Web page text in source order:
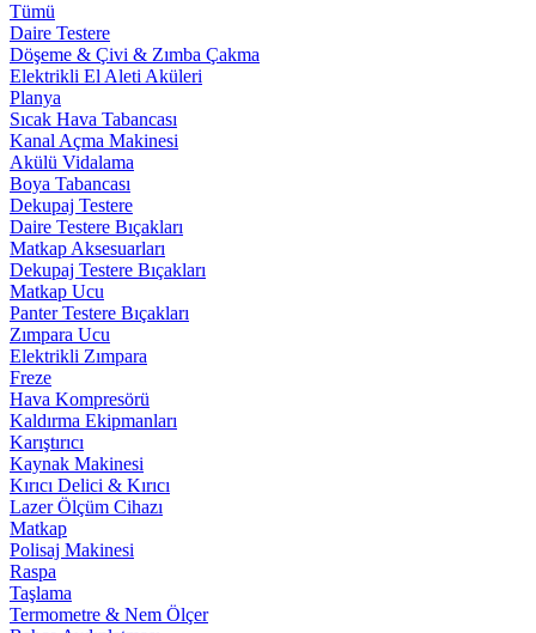
Tümü
Daire Testere
Döşeme & Çivi & Zımba Çakma
Elektrikli El Aleti Aküleri
Planya
Sıcak Hava Tabancası
Kanal Açma Makinesi
Akülü Vidalama
Boya Tabancası
Dekupaj Testere
Daire Testere Bıçakları
Matkap Aksesuarları
Dekupaj Testere Bıçakları
Matkap Ucu
Panter Testere Bıçakları
Zımpara Ucu
Elektrikli Zımpara
Freze
Hava Kompresörü
Kaldırma Ekipmanları
Karıştırıcı
Kaynak Makinesi
Kırıcı Delici & Kırıcı
Lazer Ölçüm Cihazı
Matkap
Polisaj Makinesi
Raspa
Taşlama
Termometre & Nem Ölçer